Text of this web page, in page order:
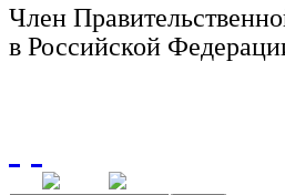
Член
в Российской